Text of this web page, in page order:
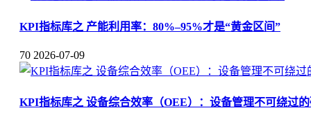
KPI指标库之 产能利用率：80%–95%才是“黄金区间”
70 2026-07-09
KPI指标库之 设备综合效率（OEE）：设备管理不可绕过